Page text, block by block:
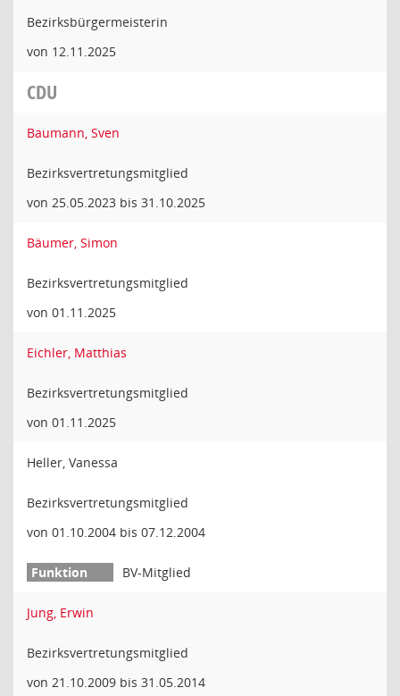
Bezirksbürgermeisterin
von 12.11.2025
CDU
Baumann, Sven
Bezirksvertretungsmitglied
von 25.05.2023 bis 31.10.2025
Bäumer, Simon
Bezirksvertretungsmitglied
von 01.11.2025
Eichler, Matthias
Bezirksvertretungsmitglied
von 01.11.2025
Heller, Vanessa
Bezirksvertretungsmitglied
von 01.10.2004 bis 07.12.2004
BV-Mitglied
Jung, Erwin
Bezirksvertretungsmitglied
von 21.10.2009 bis 31.05.2014